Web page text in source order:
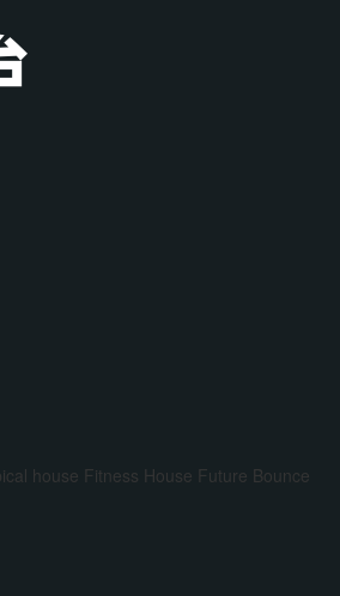
house Fitness House Future Bounce